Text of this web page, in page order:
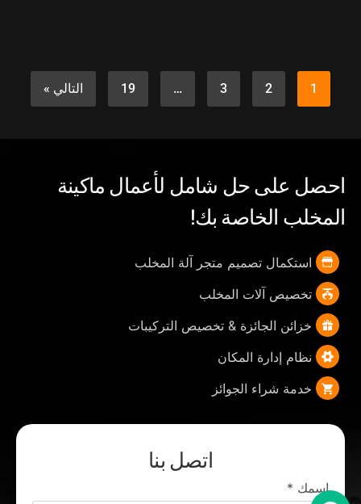
1
2
3
…
19 التالي »
احصل على حل شامل لأعمال ماكينة
المخلب الخاصة بك!
استكمال تصميم متجر آلة المخلب
تخصيص آلات المخلب
خزائن الجائزة & تخصيص التركيبات
نظام إدارة المكان
خدمة شراء الجوائز
اتصل بنا
اسمك *